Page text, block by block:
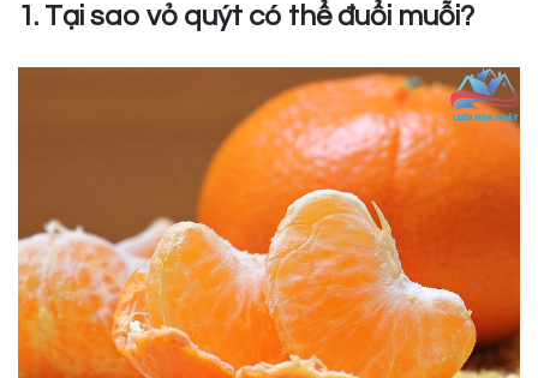
1. Tại sao vỏ quýt có thể đuổi muỗi?